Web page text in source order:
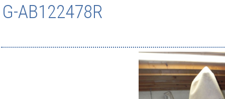
G-AB122478R